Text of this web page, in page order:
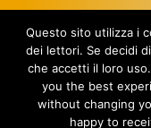
Questo sito utilizza i
dei lettori. Se decidi
che accetti il loro
you the best
without changing
happy to